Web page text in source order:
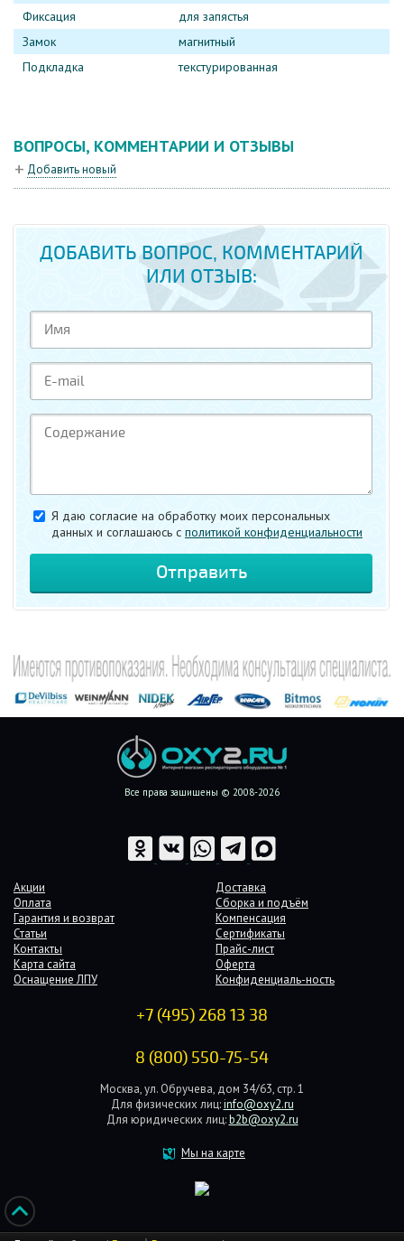
Фиксация
для запястья
Замок
магнитный
Подкладка
текстурированная
ВОПРОСЫ, КОММЕНТАРИИ И ОТЗЫВЫ
Добавить новый
ДОБАВИТЬ ВОПРОС, КОММЕНТАРИЙ
ИЛИ ОТЗЫВ:
Я даю согласие на обработку моих персональных
данных и соглашаюсь c политикой конфиденциальности
Все права защищены © 2008-2026
Акции
Доставка
Оплата
Сборка и подъём
Гарантия и возврат
Компенсация
Статьи
Сертификаты
Контакты
Прайс-лист
Карта сайта
Оферта
Оснащение ЛПУ
Конфиденциаль-ность
+7 (495) 268 13 38
8 (800) 550-75-54
Москва, ул. Обручева, дом 34/63, стр. 1
Для физических лиц: info@oxy2.ru
Для юридических лиц: b2b@oxy2.ru
Мы на карте